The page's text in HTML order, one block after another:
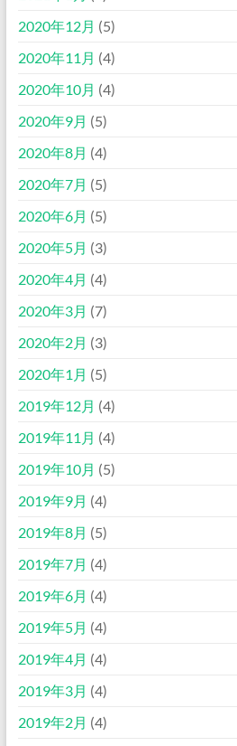
2020年12月 (5)
2020年11月 (4)
2020年10月 (4)
2020年9月 (5)
2020年8月 (4)
2020年7月 (5)
2020年6月 (5)
2020年5月 (3)
2020年4月 (4)
2020年3月 (7)
2020年2月 (3)
2020年1月 (5)
2019年12月 (4)
2019年11月 (4)
2019年10月 (5)
2019年9月 (4)
2019年8月 (5)
2019年7月 (4)
2019年6月 (4)
2019年5月 (4)
2019年4月 (4)
2019年3月 (4)
2019年2月 (4)